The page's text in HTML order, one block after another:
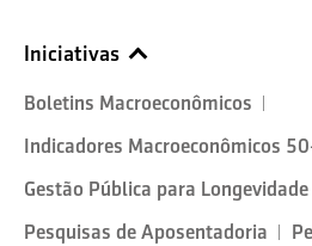
Iniciativas
Boletins Macroeconômicos
Indicadores Macroeconômicos
Gestão Pública para Longevidade
Pesquisas de Aposentadoria